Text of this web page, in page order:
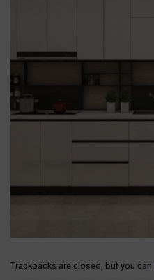
Trackbacks are closed, but you can